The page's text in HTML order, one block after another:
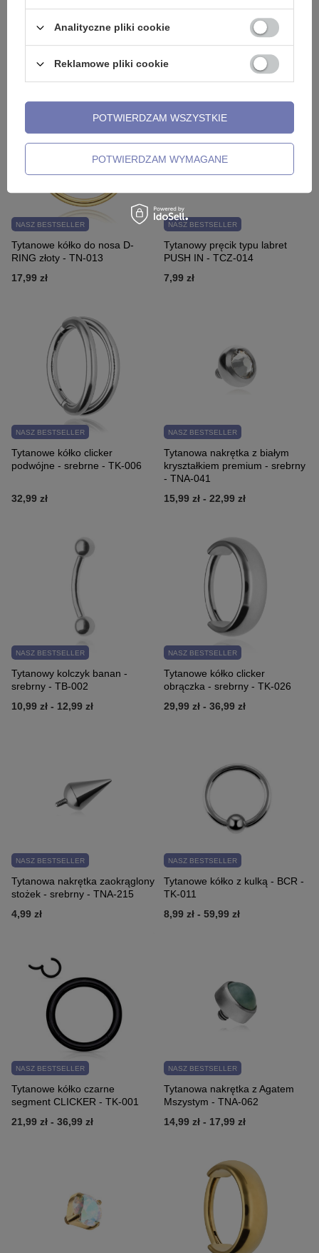
12,99 zł -13,99 zł
Tytanowy kolczyk labret - złoty -
9,99 zł
NASZ BESTSELLER
Tytanowe kółko do nosa D-
RING złoty - TN-013
17,99 zł
NASZ BESTSELLER
Tytanowy pręcik typu labret
PUSH IN - TCZ-014
7,99 zł
NASZ BESTSELLER
Tytanowe kółko clicker
podwójne - srebrne - TK-006
32,99 zł
NASZ BESTSELLER
Tytanowa nakrętka z białym
kryształkiem premium - srebrny
- TNA-041
15,99 zł - 22,99 zł
NASZ BESTSELLER
Tytanowy kolczyk banan -
srebrny - TB-002
10,99 zł - 12,99 zł
NASZ BESTSELLER
Tytanowe kółko clicker
obrączka - srebrny - TK-026
29,99 zł - 36,99 zł
NASZ BESTSELLER
Tytanowa nakrętka zaokrąglony
stożek - srebrny - TNA-215
4,99 zł
NASZ BESTSELLER
Tytanowe kółko z kulką - BCR -
TK-011
8,99 zł - 59,99 zł
NASZ BESTSELLER
Tytanowe kółko czarne
segment CLICKER - TK-001
21,99 zł - 36,99 zł
NASZ BESTSELLER
Tytanowa nakrętka z Agatem
Mszystym - TNA-062
14,99 zł - 17,99 zł
Analityczne pliki cookie
Reklamowe pliki cookie
POTWIERDZAM WYMAGANE
POTWIERDZAM WSZYSTKIE